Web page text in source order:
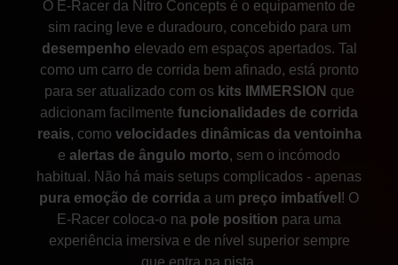
O E-Racer da Nitro Concepts é o equipamento de
sim racing leve e duradouro, concebido para um
desempenho elevado em espaços apertados. Tal
como um carro de corrida bem afinado, está pronto
para ser atualizado com os kits IMMERSION que
adicionam facilmente funcionalidades de corrida
reais, como velocidades dinâmicas da ventoinha
e alertas de ângulo morto, sem o incómodo
habitual. Não há mais setups complicados - apenas
pura emoção de corrida a um preço imbatível ! O
E-Racer coloca-o na pole position para uma
experiência imersiva e de nível superior sempre